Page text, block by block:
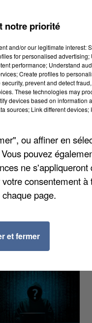
mairie pour 2026
local
Karl Olive qui
avait dénoncé
notre priorité
and/or our legitimate interest:
for personalised advertising;
performance; Understand
Create profiles to
prevent and detect
These technologies may
devices based on information
sources; Link different devices;
ou affiner en
pouvez
ne s'appliqueront
consentement à
page.
et fermer